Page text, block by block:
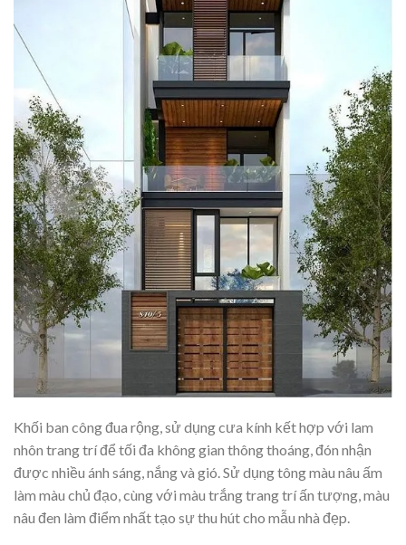
Khối ban công đua rộng, sử dụng cưa kính kết hợp với lam
nhôn trang trí để tối đa không gian thông thoáng, đón nhận
được nhiều ánh sáng, nắng và gió. Sử dụng tông màu nâu ấm
làm màu chủ đạo, cùng với màu trắng trang trí ấn tượng, màu
nâu đen làm điểm nhất tạo sự thu hút cho mẫu nhà đẹp.